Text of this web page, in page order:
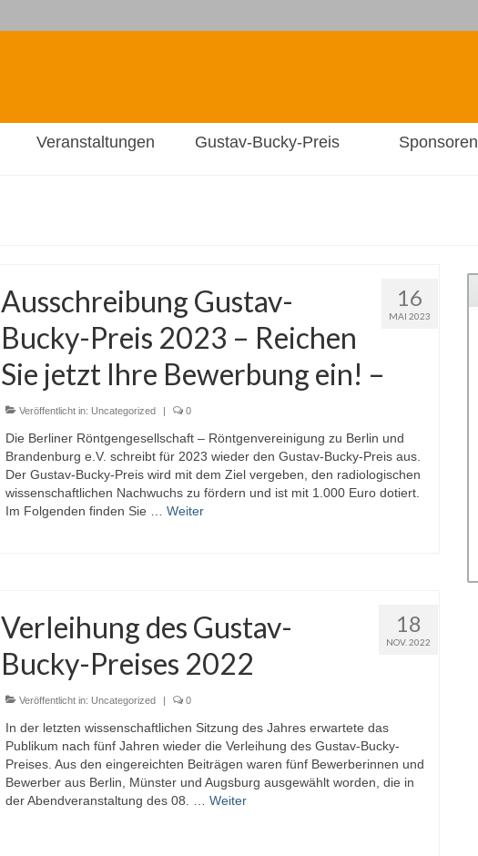
Veranstaltungen Gustav-Bucky-Preis Sponsoren
16
MAI 2023
Ausschreibung Gustav-
Bucky-Preis 2023 – Reichen
Sie jetzt Ihre Bewerbung ein! –
Veröffentlicht in: Uncategorized | 0
Die Berliner Röntgengesellschaft – Röntgenvereinigung zu Berlin und
Brandenburg e.V. schreibt für 2023 wieder den Gustav-Bucky-Preis aus.
Der Gustav-Bucky-Preis wird mit dem Ziel vergeben, den radiologischen
wissenschaftlichen Nachwuchs zu fördern und ist mit 1.000 Euro dotiert.
Im Folgenden finden Sie … Weiter
18
NOV. 2022
Verleihung des Gustav-
Bucky-Preises 2022
Veröffentlicht in: Uncategorized | 0
In der letzten wissenschaftlichen Sitzung des Jahres erwartete das
Publikum nach fünf Jahren wieder die Verleihung des Gustav-Bucky-
Preises. Aus den eingereichten Beiträgen waren fünf Bewerberinnen und
Bewerber aus Berlin, Münster und Augsburg ausgewählt worden, die in
der Abendveranstaltung des 08. … Weiter